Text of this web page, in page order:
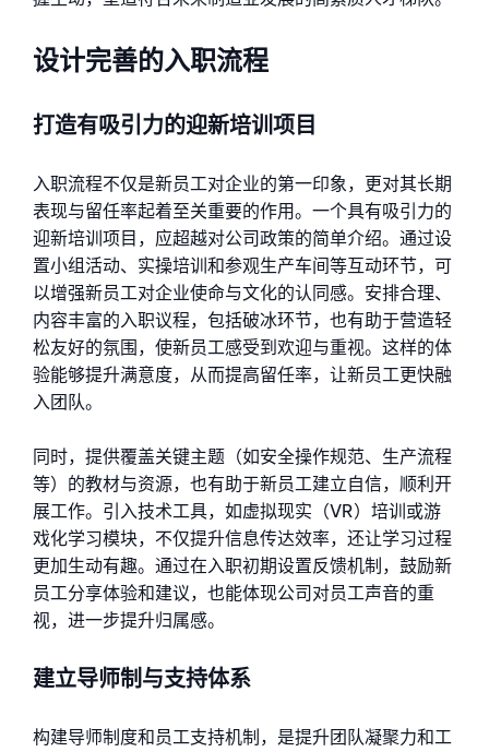
设计完善的入职流程
打造有吸引力的迎新培训项目
入职流程不仅是新员工对企业的第一印象，更对其长期
表现与留任率起着至关重要的作用。一个具有吸引力的
迎新培训项目，应超越对公司政策的简单介绍。通过设
置小组活动、实操培训和参观生产车间等互动环节，可
以增强新员工对企业使命与文化的认同感。安排合理、
内容丰富的入职议程，包括破冰环节，也有助于营造轻
松友好的氛围，使新员工感受到欢迎与重视。这样的体
验能够提升满意度，从而提高留任率，让新员工更快融
入团队。
同时，提供覆盖关键主题（如安全操作规范、生产流程
等）的教材与资源，也有助于新员工建立自信，顺利开
展工作。引入技术工具，如虚拟现实（VR）培训或游
戏化学习模块，不仅提升信息传达效率，还让学习过程
更加生动有趣。通过在入职初期设置反馈机制，鼓励新
员工分享体验和建议，也能体现公司对员工声音的重
视，进一步提升归属感。
建立导师制与支持体系
构建导师制度和员工支持机制，是提升团队凝聚力和工